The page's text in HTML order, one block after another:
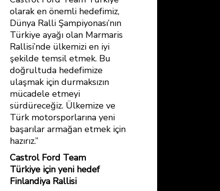
olarak en önemli hedefimiz,
Dünya Ralli Şampiyonası’nın
Türkiye ayağı olan Marmaris
Rallisi’nde ülkemizi en iyi
şekilde temsil etmek. Bu
doğrultuda hedefimize
ulaşmak için durmaksızın
mücadele etmeyi
sürdüreceğiz. Ülkemize ve
Türk motorsporlarına yeni
başarılar armağan etmek için
hazırız.”
Castrol Ford Team
Türkiye için yeni hedef
Finlandiya Rallisi